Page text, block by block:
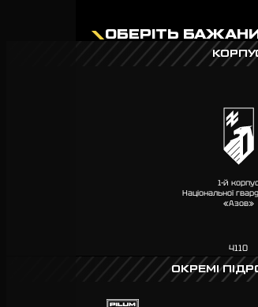
ОБЕРІТЬ
1-й корпус
Національної
«Азов»
4110
ОКРЕМІ